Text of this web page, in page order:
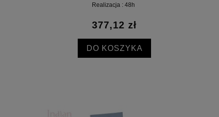
Realizacja : 48h
377,12 zł
DO KOSZYKA